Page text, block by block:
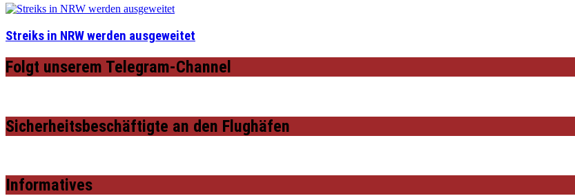
Streiks in NRW werden ausgeweitet
Folgt unserem Telegram-Channel
Sicherheitsbeschäftigte an den Flughäfen
Informatives